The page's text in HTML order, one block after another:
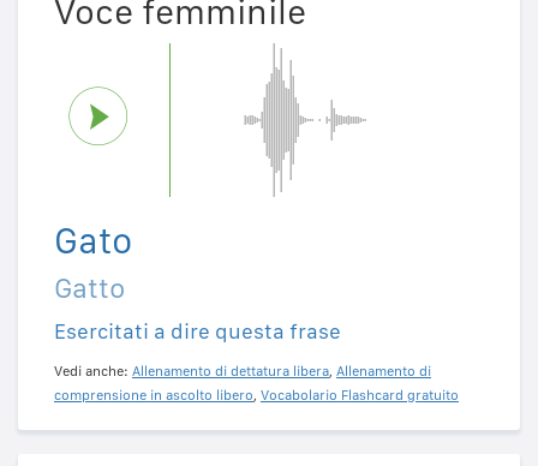
Voce femminile
Gato
Gatto
Esercitati a dire questa frase
Vedi anche: Allenamento di dettatura libera, Allenamento di
comprensione in ascolto libero, Vocabolario Flashcard gratuito